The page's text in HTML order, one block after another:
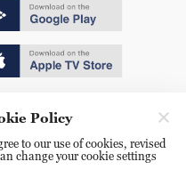
Policy
to our use of cookies, revised
change your cookie settings